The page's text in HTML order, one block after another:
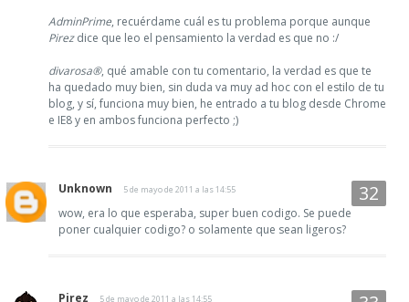
AdminPrime, recuérdame cuál es tu problema porque aunque
Pirezdice que leo el pensamiento la verdad es que no :/
divarosa®, qué amable con tu comentario, la verdad es que te
ha quedado muy bien, sin duda va muy ad hoc con el estilo de tu
blog, y sí, funciona muy bien, he entrado a tu blog desde Chrome
e IE8 y en ambos funciona perfecto ;)
Unknown 5 de mayo de 2011 a las 14:55
wow, era lo que esperaba, super buen codigo. Se puede
poner cualquier codigo? o solamente que sean ligeros?
Pirez 5 de mayo de 2011 a las 14:55